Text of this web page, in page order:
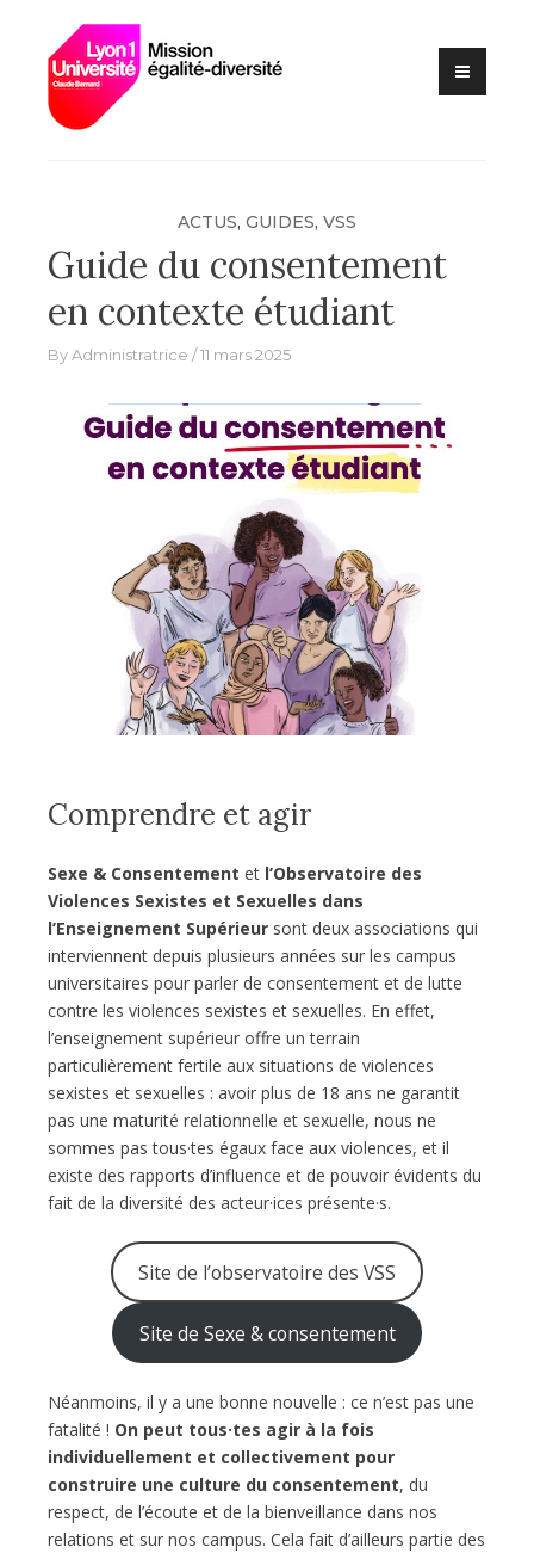
content
Bernard Lyon
ACTUS, GUIDES, VSS
Guide du consentement
en contexte étudiant
ByAdministratrice 11 mars 2025
Comprendre et agir
Sexe & Consentement et l’Observatoire des
Violences Sexistes et Sexuelles dans
l’Enseignement Supérieur sont deux associations qui
interviennent depuis plusieurs années sur les campus
universitaires pour parler de consentement et de lutte
contre les violences sexistes et sexuelles. En effet,
l’enseignement supérieur offre un terrain
particulièrement fertile aux situations de violences
sexistes et sexuelles : avoir plus de 18 ans ne garantit
pas une maturité relationnelle et sexuelle, nous ne
sommes pas tous·tes égaux face aux violences, et il
existe des rapports d’influence et de pouvoir évidents du
fait de la diversité des acteur·ices présente·s.
Site de l’observatoire des VSS
Site de Sexe & consentement
Néanmoins, il y a une bonne nouvelle : ce n’est pas une
fatalité ! On peut tous·tes agir à la fois
individuellement et collectivement pour
construire une culture du consentement, du
respect, de l’écoute et de la bienveillance dans nos
relations et sur nos campus. Cela fait d’ailleurs partie des